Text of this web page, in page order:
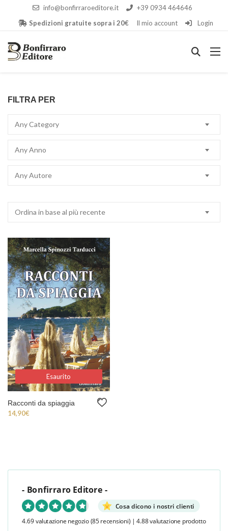
info@bonfirraroeditore.it
+39 0934 464646
Spedizioni gratuite sopra i 20€
Il mio account Login
FILTRA PER
Any Category
Any Anno
Any Autore
Ordina in base al più recente
Esaurito
Esaurito
Racconti da spiaggia
14,90€
- Bonfirraro Editore -
Cosa dicono i nostri clienti
4.69 valutazione negozio (85 recensioni) | 4.88 valutazione prodotto